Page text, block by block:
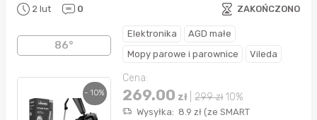
2 lut 0 ZAKOŃCZONO
86°
Elektronika
AGD małe
Mopy parowe i parownice
Vileda
- 10%
Cena:
269.00 zł 299zł 10%
Wysyłka: 8.9 zł (ze SMART